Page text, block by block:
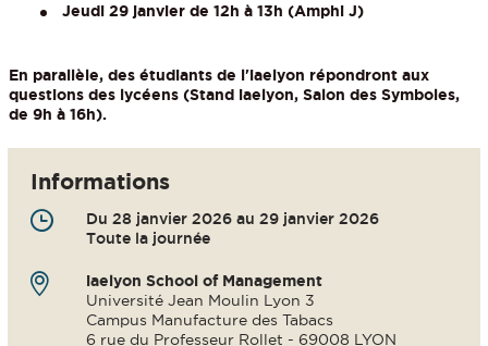
Jeudi 29 janvier de 12h à 13h (Amphi J)
En parallèle, des étudiants de l'iaelyon répondront aux
questions des lycéens (Stand iaelyon, Salon des Symboles,
de 9h à 16h).
Informations
Du 28 janvier 2026 au 29 janvier 2026
Toute la journée
iaelyon School of Management
Université Jean Moulin Lyon 3
Campus Manufacture des Tabacs
6 rue du Professeur Rollet - 69008 LYON